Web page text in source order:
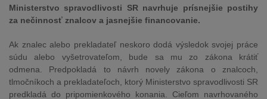
Ministerstvo spravodlivosti SR navrhuje prísnejšie postihy
za nečinnosť znalcov a jasnejšie financovanie.
Ak znalec alebo prekladateľ neskoro dodá výsledok svojej práce
súdu alebo vyšetrovateľom, bude sa mu zo zákona krátiť
odmena. Predpokladá to návrh novely zákona o znalcoch,
tlmočníkoch a prekladateľoch, ktorý Ministerstvo spravodlivosti SR
predkladá do pripomienkového konania. Cieľom navrhovaného